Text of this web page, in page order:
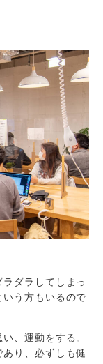
ダラしてしまっ
う方もいるので
、運動をする。
り、必ずしも健